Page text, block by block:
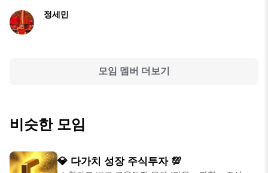
정세민
모임 멤버 더보기
비슷한 모임
💎 다가치 성장 주식투자 💯